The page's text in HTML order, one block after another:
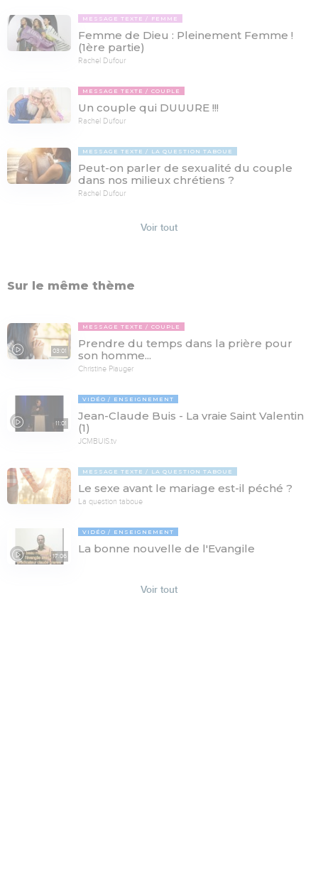
MESSAGE TEXTE FEMME
Femme de Dieu : Pleinement Femme !
(1ère partie)
Rachel Dufour
MESSAGE TEXTE COUPLE
Un couple qui DUUURE !!!
Rachel Dufour
MESSAGE TEXTE LA QUESTION TABOUE
Peut-on parler de sexualité du couple
dans nos milieux chrétiens ?
Rachel Dufour
Voir tout
Sur le même thème
03:01
MESSAGE TEXTE COUPLE
Prendre du temps dans la prière pour
son homme...
Christine Piauger
11:01
VIDÉO ENSEIGNEMENT
Jean-Claude Buis - La vraie Saint Valentin
(1)
JCMBUIS.tv
MESSAGE TEXTE LA QUESTION TABOUE
Le sexe avant le mariage est-il péché ?
La question taboue
17:06
VIDÉO ENSEIGNEMENT
La bonne nouvelle de l'Evangile
Voir tout